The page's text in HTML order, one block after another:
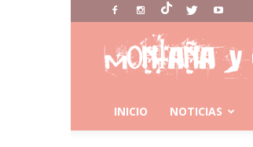
Y
Esqui
INICIO NOTICIAS